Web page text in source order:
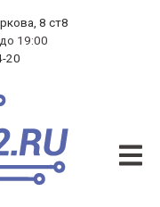
8 ст8
19:00
20